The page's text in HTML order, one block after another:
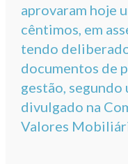
aprovaram hoje
cêntimos, em
tendo
documentos de
gestão, segundo
divulgado na
Valores